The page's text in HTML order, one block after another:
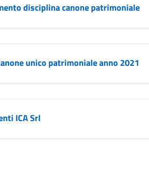
disciplina canone patrimoniale
unico patrimoniale anno 2021
ICA Srl